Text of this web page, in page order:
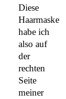
Diese
Haarmaske
habe ich
also auf
der
rechten
Seite
meiner